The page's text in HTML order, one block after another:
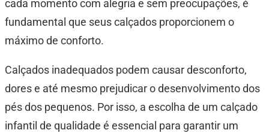
cada momento com alegria e sem preocupações, é
fundamental que seus calçados proporcionem o
máximo de conforto.
Calçados inadequados podem causar desconforto,
dores e até mesmo prejudicar o desenvolvimento dos
pés dos pequenos. Por isso, a escolha de um calçado
infantil de qualidade é essencial para garantir um